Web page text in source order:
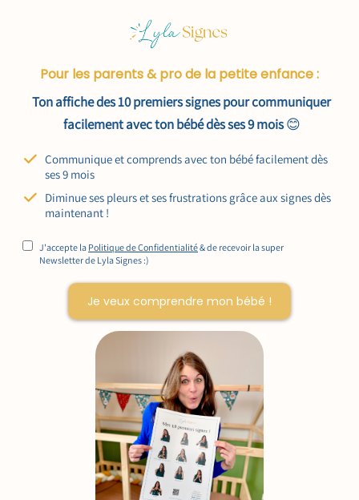
Pour les parents & pro de la petite enfance :
Ton affiche des 10 premiers signes pour communiquer
facilement avec ton bébé dès ses 9 mois😊
Communique et comprends avec ton bébé facilement dès
ses 9 mois
Diminue ses pleurs et ses frustrations grâce aux signes dès
maintenant !
J'accepte la Politique de Confidentialité& de recevoir la super
Newsletter de Lyla Signes :)
Je veux comprendre mon bébé !